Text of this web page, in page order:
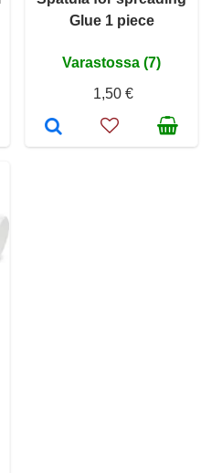
Glue 1 piece
Varastossa (7)
1,50 €